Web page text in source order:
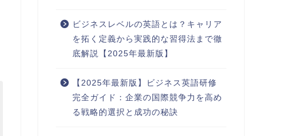
ビジネスレベルの英語とは？キャリア
を拓く定義から実践的な習得法まで徹
底解説【2025年最新版】
【2025年最新版】ビジネス英語研修
完全ガイド：企業の国際競争力を高め
る戦略的選択と成功の秘訣